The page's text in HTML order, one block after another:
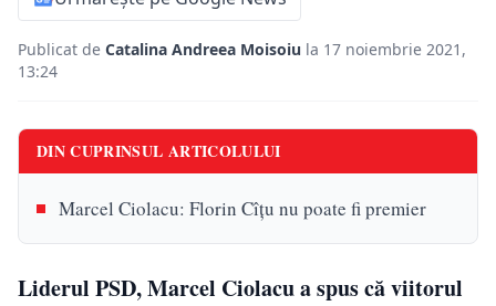
Publicat de Catalina Andreea Moisoiu la 17 noiembrie 2021,
13:24
DIN CUPRINSUL ARTICOLULUI
Marcel Ciolacu: Florin Cîțu nu poate fi premier
Liderul PSD, Marcel Ciolacu a spus că viitorul